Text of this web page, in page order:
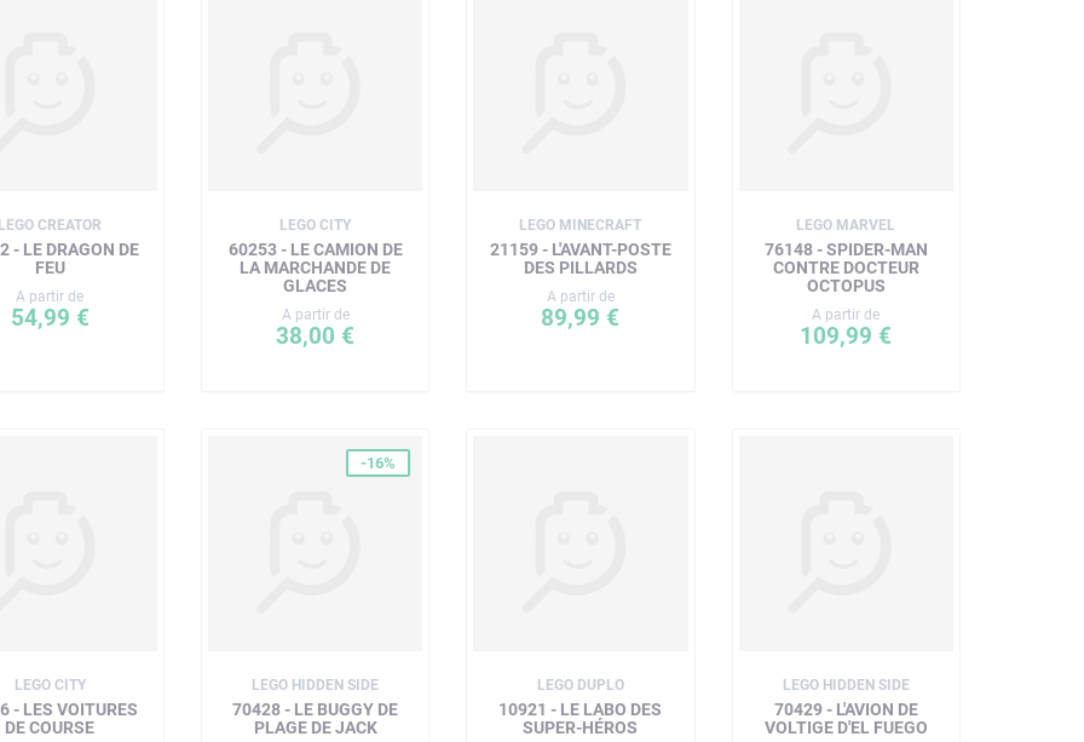
CREATOR
- LE DRAGON DE
FEU
A partir de
54,99 €
LEGO CITY
60253 - LE CAMION DE
LA MARCHANDE DE
GLACES
A partir de
38,00 €
LEGO MINECRAFT
21159 - L'AVANT-POSTE
DES PILLARDS
A partir de
89,99 €
LEGO MARVEL
76148 - SPIDER-MAN
CONTRE DOCTEUR
OCTOPUS
A partir de
109,99 €
LEGO CITY
- LES VOITURES
DE COURSE
-16%
LEGO HIDDEN SIDE
70428 - LE BUGGY DE
PLAGE DE JACK
LEGO DUPLO
10921 - LE LABO DES
SUPER-HÉROS
LEGO HIDDEN SIDE
70429 - L'AVION DE
VOLTIGE D'EL FUEGO